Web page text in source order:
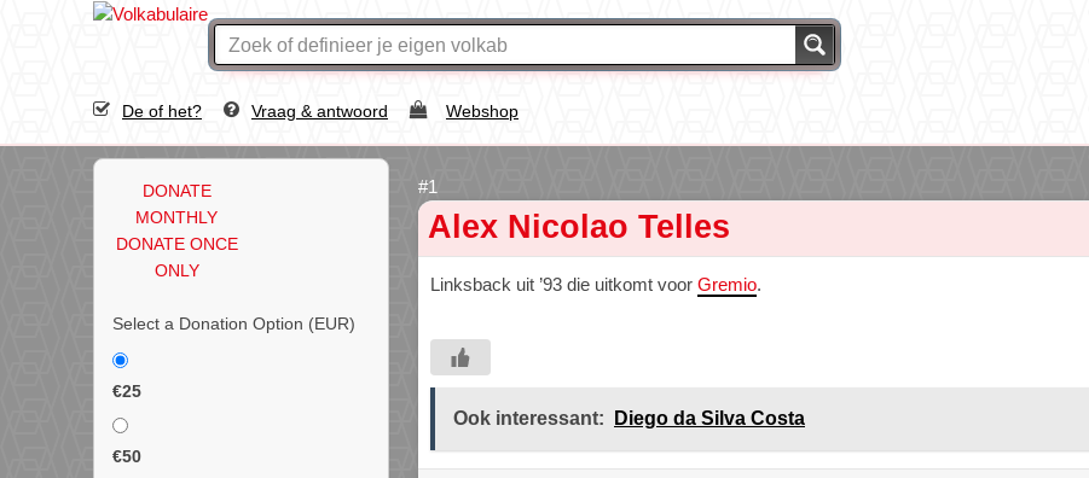
De of het? Vraag & antwoord Webshop
DONATE
MONTHLY
DONATE ONCE
ONLY
Select a Donation Option (EUR)
€25
€50
Alex Nicolao Telles
Linksback uit ’93 die uitkomt voor Gremio.
Ook interessant: Diego da Silva Costa